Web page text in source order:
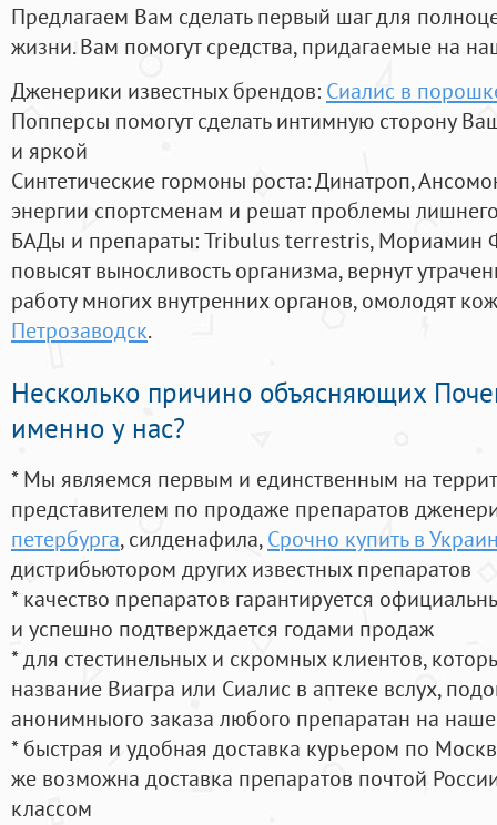
Предлагаем Вам сделать первый шаг для
жизни. Вам помогут средства, придагаемые на
Дженерики известных брендов: Сиалис в
Попперсы помогут сделать интимную сторону
и яркой
Синтетические гормоны роста: Динатроп,
энергии спортсменам и решат проблемы
БАДы и препараты:Tribulus terrestris, Мориамин
повысят выносливость организма, вернут
работу многих внутренних органов, омолодят
Петрозаводск.
Несколько причино объясняющих
именно у нас?
* Мы являемся первым и единственным на
представителем по продаже препаратов
петербурга, силденафила, Срочно купить в
дистрибьютором других известных препаратов
* качество препаратов гарантируется
и успешно подтверждается годами продаж
* для стестинельных и скромных клиентов,
название Виагра или Сиалис в аптеке вслух,
анонимныого заказа любого препаратан на
* быстрая и удобная доставка курьером по
же возможна доставка препаратов почтой
классом